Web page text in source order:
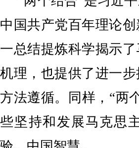
中国共产党百年理论
一总结提炼科学揭示
机理，也提供了进一
方法遵循。同样，“两
些坚持和发展马克思